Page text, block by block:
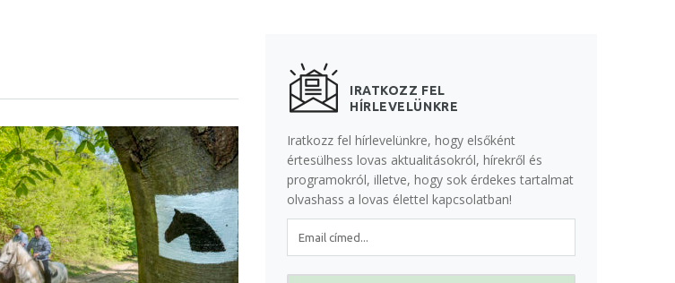
IRATKOZZ FEL
HÍRLEVELÜNKRE
Iratkozz fel hírlevelünkre, hogy elsőként
értesülhess lovas aktualitásokról, hírekről és
programokról, illetve, hogy sok érdekes tartalmat
olvashass a lovas élettel kapcsolatban!